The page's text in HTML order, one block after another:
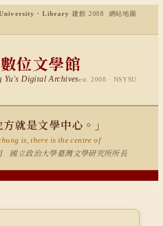
· Library ·建館 2008 網站地圖 ·
位文學館
Yu's Digital Archivesest. 2008 · NSYSU
就是文學中心。」
is, there is the centre of
國立政治大學臺灣文學研究所所長